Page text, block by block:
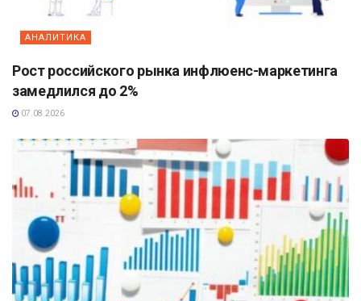
АНАЛИТИКА
Рост российского рынка инфлюенс-маркетинга
замедлился до 2%
07.08.2026